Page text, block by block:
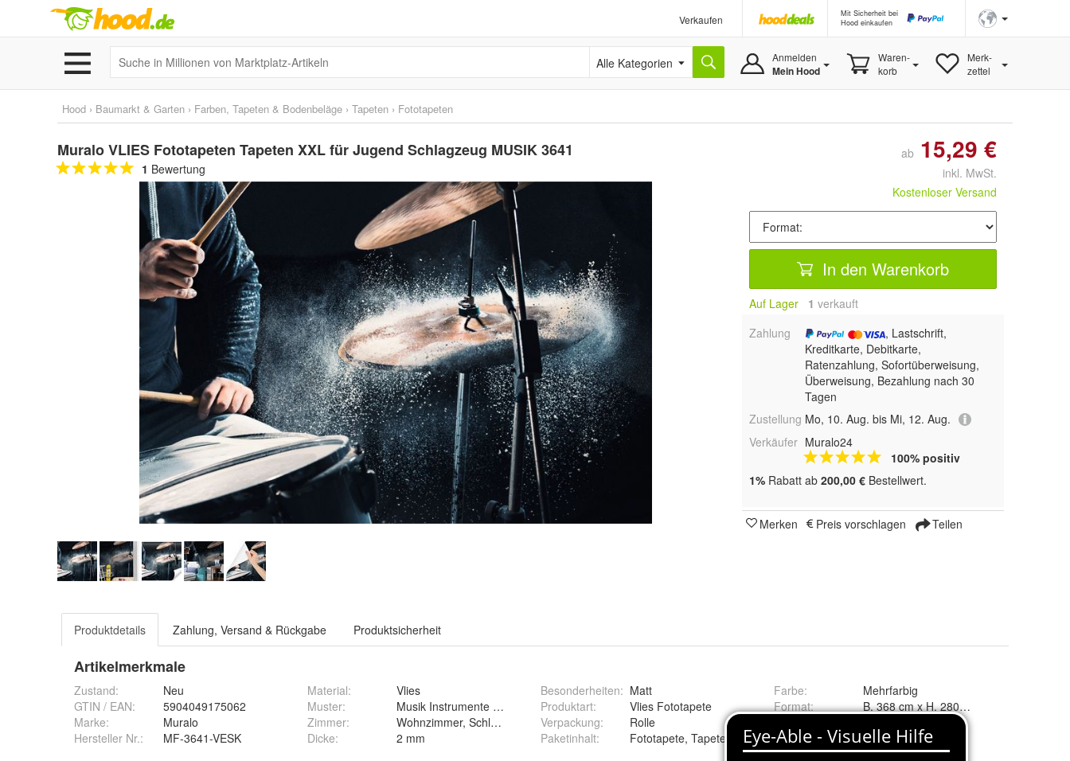
Verkaufen
Mit Sicherheit bei
Hood einkaufen
Alle Kategorien Anmelden
Mein Hood
Waren-
korb
Merk-
zettel
Hood › Baumarkt & Garten › Farben, Tapeten & Bodenbeläge › Tapeten › Fototapeten
Muralo VLIES Fototapeten Tapeten XXL für Jugend Schlagzeug MUSIK 3641
1 Bewertung
ab 15,29 €
inkl. MwSt.
Kostenloser Versand
In den Warenkorb
Auf Lager 1 verkauft
Zahlung
, Lastschrift,
Kreditkarte, Debitkarte,
Ratenzahlung, Sofortüberweisung,
Überweisung, Bezahlung nach 30
Tagen
Zustellung Mo, 10. Aug. bis Mi, 12. Aug.
Verkäufer Muralo24
100% positiv
1% Rabatt ab 200,00 € Bestellwert.
Merken Preis vorschlagen Teilen
Produktdetails Zahlung, Versand & Rückgabe Produktsicherheit
Artikelmerkmale
Zustand:
Neu
GTIN / EAN:
5904049175062
Marke:
Muralo
Hersteller Nr.:
MF-3641-VESK
Material:
Vlies
Muster:
Musik Instrumente Schlagzeug Musiker Konzert 3D
Zimmer:
Wohnzimmer, Schlafzimmer, Arbeitszimmer, Esszimmer
Dicke: 2 mm
Besonderheiten: Matt
Produktart:
Vlies Fototapete
Verpackung:
Rolle
Paketinhalt: Fototapete, Tapetenkleister, Montageanleitung
Farbe:
Mehrfarbig
Format: B. 368 cm x H. 280 cm, B. 460 cm x H.